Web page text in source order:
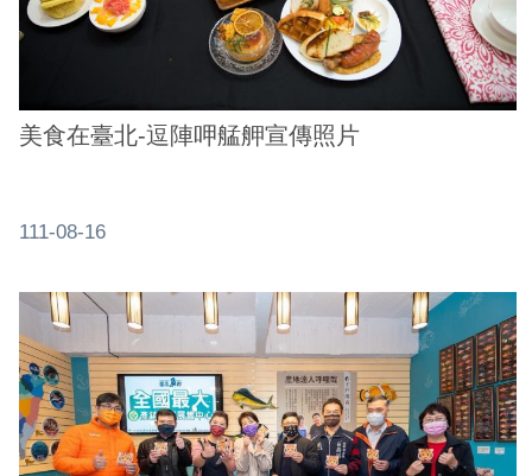
美食在臺北-逗陣呷艋舺宣傳照片
111-08-16